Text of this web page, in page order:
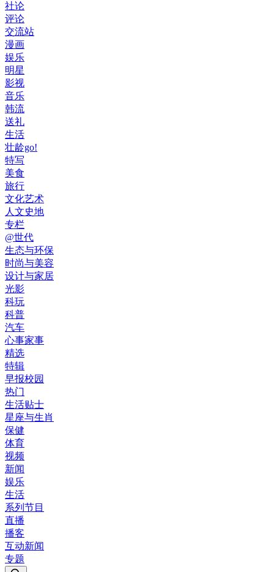
社论
评论
交流站
漫画
娱乐
明星
影视
音乐
韩流
送礼
生活
壮龄go!
特写
美食
旅行
文化艺术
人文史地
专栏
@世代
生态与环保
时尚与美容
设计与家居
光影
科玩
科普
汽车
心事家事
精选
特辑
早报校园
热门
生活贴士
星座与生肖
保健
体育
视频
新闻
娱乐
生活
系列节目
直播
播客
互动新闻
专题